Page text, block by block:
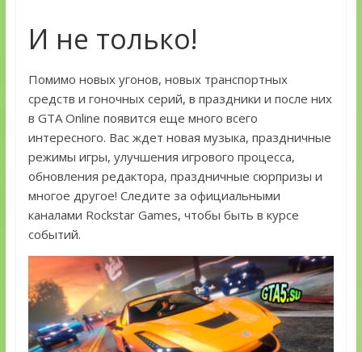
И не только!
Помимо новых угонов, новых транспортных
средств и гоночных серий, в праздники и после них
в GTA Online появится еще много всего
интересного. Вас ждет новая музыка, праздничные
режимы игры, улучшения игрового процесса,
обновления редактора, праздничные сюрпризы и
многое другое! Следите за официальными
каналами Rockstar Games, чтобы быть в курсе
событий.